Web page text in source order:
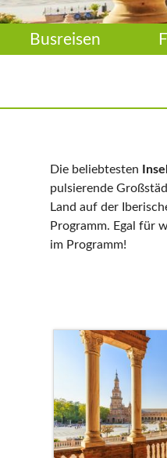
Busreisen
Die beliebtesten
pulsierende
Land auf der
Programm. Egal für
im Programm!